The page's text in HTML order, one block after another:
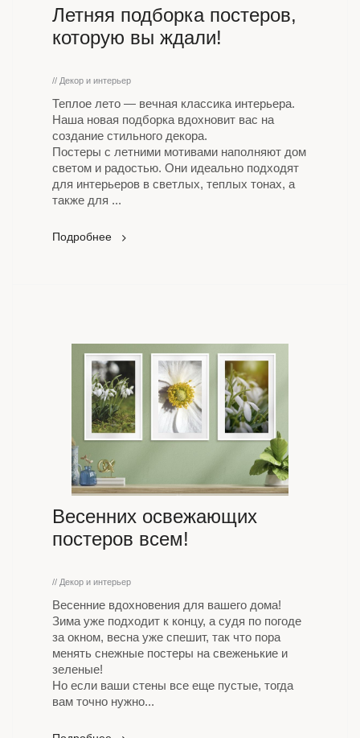
Летняя подборка постеров,
которую вы ждали!
// Декор и интерьер
Теплое лето — вечная классика интерьера.
Наша новая подборка вдохновит вас на
создание стильного декора.
Постеры с летними мотивами наполняют дом
светом и радостью. Они идеально подходят
для интерьеров в светлых, теплых тонах, а
также для ...
Подробнее
Весенних освежающих
постеров всем!
// Декор и интерьер
Весенние вдохновения для вашего дома!
Зима уже подходит к концу, а судя по погоде
за окном, весна уже спешит, так что пора
менять снежные постеры на свеженькие и
зеленые!
Но если ваши стены все еще пустые, тогда
вам точно нужно...